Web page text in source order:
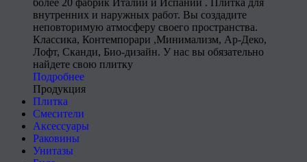
более 20 фабрик Италии и Испании . Плитка для
внутренних и наружных работ. Вы создадите
неповторимую атмосферу своего пространства.
Классика, Контемпорари ,Минимализм, Ар-Деко,
Лофт, Сканди, Био-дизайн. У нас вы обязательно
найдете свою плитку
Подробнее
Продукция
Плитка
Смесители
Аксессуары
Раковины
Унитазы